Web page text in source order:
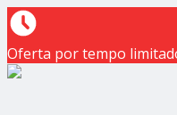
Oferta por tempo